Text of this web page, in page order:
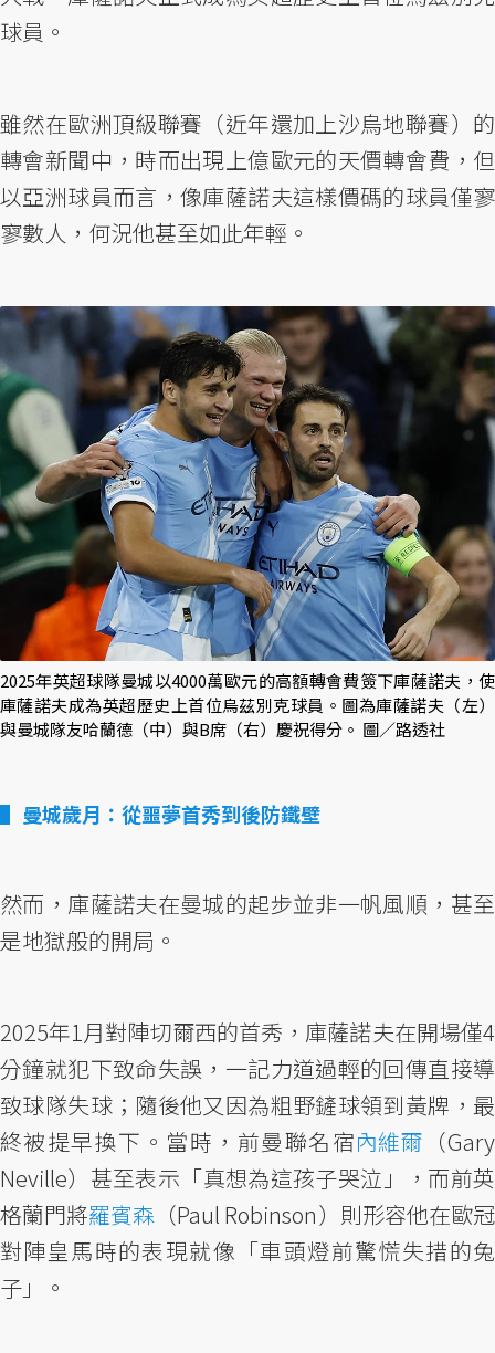
球員。
雖然在歐洲頂級聯賽（近年還加上沙烏地聯賽）的
轉會新聞中，時而出現上億歐元的天價轉會費，但
以亞洲球員而言，像庫薩諾夫這樣價碼的球員僅寥
寥數人，何況他甚至如此年輕。
2025年英超球隊曼城以4000萬歐元的高額轉會費簽下庫薩諾夫，使
庫薩諾夫成為英超歷史上首位烏茲別克球員。圖為庫薩諾夫（左）
與曼城隊友哈蘭德（中）與B席（右）慶祝得分。 圖／路透社
曼城歲月：從噩夢首秀到後防鐵壁
然而，庫薩諾夫在曼城的起步並非一帆風順，甚至
是地獄般的開局。
2025年1月對陣切爾西的首秀，庫薩諾夫在開場僅4
分鐘就犯下致命失誤，一記力道過輕的回傳直接導
致球隊失球；隨後他又因為粗野鏟球領到黃牌，最
終被提早換下。當時，前曼聯名宿內維爾 （Gary
Neville）甚至表示「真想為這孩子哭泣」，而前英
格蘭門將羅賓森 （Paul Robinson）則形容他在歐冠
對陣皇馬時的表現就像「車頭燈前驚慌失措的兔
子」。